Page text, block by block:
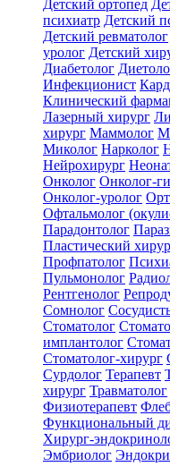
Детский ортопед
психиатр Детский
Детский ревматолог
уролог Детский
Диабетолог
Инфекционист
Клинический
Лазерный хирург
хирург Маммолог
Миколог Нарколог
Нейрохирург
Онколог Онколог-
Онколог-уролог
Офтальмолог
Парадонтолог
Пластический
Профпатолог
Пульмонолог
Рентгенолог
Сомнолог
Стоматолог
имплантолог
Стоматолог-хирург
Сурдолог Терапевт
хирург Травматолог
Физиотерапевт
Функциональный
Хирург-
Эмбриолог